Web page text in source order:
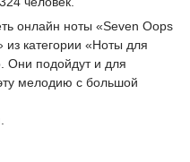
онлайн ноты «Seven Oops
категории «Ноты для
Они подойдут и для
мелодию с большой